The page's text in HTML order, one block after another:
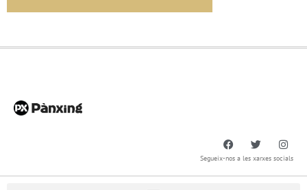
Segueix-nos a les xarxes socials